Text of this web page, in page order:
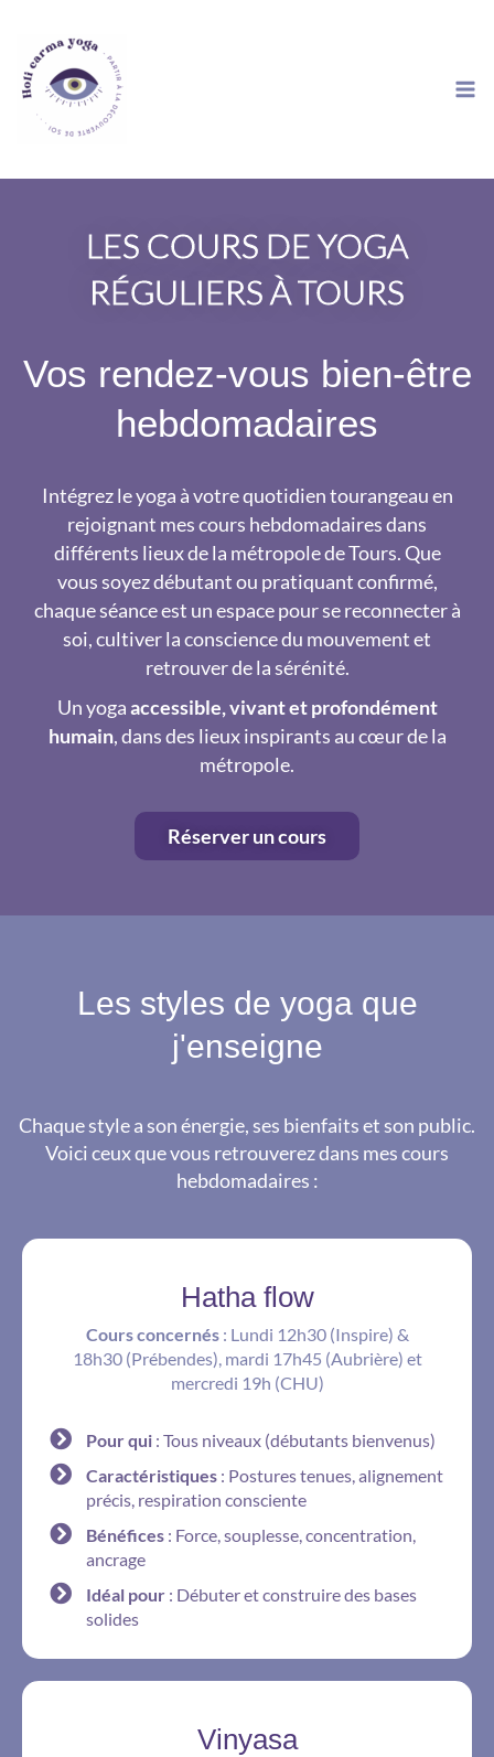
contenu
LES COURS DE YOGA
RÉGULIERS À TOURS
Vos rendez-vous bien-être
hebdomadaires
Intégrez le yoga à votre quotidien tourangeau en
rejoignant mes cours hebdomadaires dans
différents lieux de la métropole de Tours. Que
vous soyez débutant ou pratiquant confirmé,
chaque séance est un espace pour se reconnecter à
soi, cultiver la conscience du mouvement et
retrouver de la sérénité.
Un yogaaccessible, vivant et profondément
humain, dans des lieux inspirants au cœur de la
métropole.
Réserver un cours
Les styles de yoga que
j'enseigne
Chaque style a son énergie, ses bienfaits et son public.
Voici ceux que vous retrouverez dans mes cours
hebdomadaires :
Hatha flow
Cours concernés: Lundi 12h30 (Inspire) &
18h30 (Prébendes), mardi 17h45 (Aubrière) et
mercredi 19h (CHU)
Pour qui : Tous niveaux (débutants bienvenus)
Caractéristiques : Postures tenues, alignement
précis, respiration consciente
Bénéfices : Force, souplesse, concentration,
ancrage
Idéal pour : Débuter et construire des bases
solides
Vinyasa